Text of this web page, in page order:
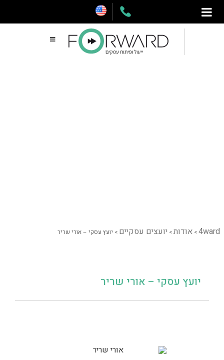
4ward
> אודות> יועצים עסקיים > יועץ עסקי – אורי שריר
יועץ עסקי – אורי שריר